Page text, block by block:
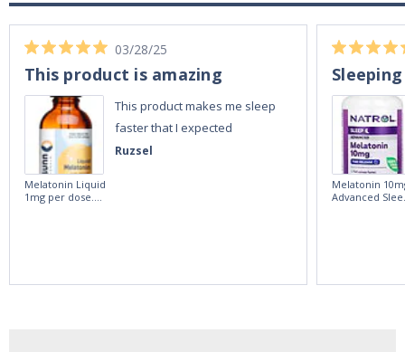
Ruzsel
03/28/25
This product is amazing
This product makes me sleep
faster that I expected
Melatonin Liquid
1mg per dose.
Melatonin
Advanced